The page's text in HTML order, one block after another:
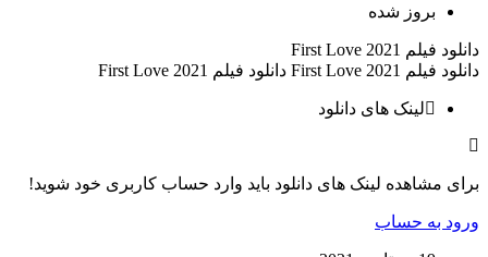
بروز‌ شده
دانلود فیلم First Love 2021
دانلود فیلم First Love 2021 دانلود فیلم First Love 2021
لینک های دانلود
برای مشاهده لینک های دانلود باید وارد حساب کاربری خود شوید!
ورود به حساب